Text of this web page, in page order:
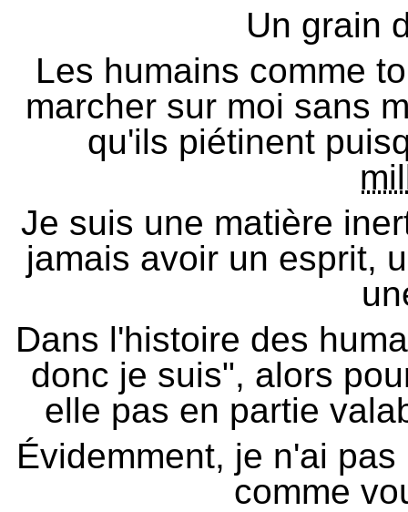
Un grain
Les humains comme
marcher sur moi sans
qu'ils piétinent
Je suis une matière
jamais avoir un esprit,
Dans l'histoire des
donc je suis", alors
elle pas en partie
Évidemment, je n'ai
comme